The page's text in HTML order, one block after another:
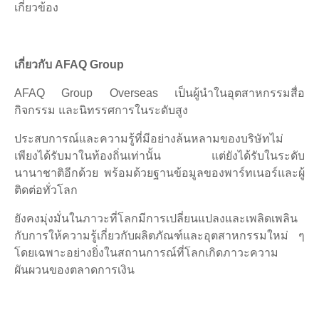
เกี่ยวข้อง
เกี่ยวกับ AFAQ Group
AFAQ Group Overseas เป็นผู้นำในอุตสาหกรรมสื่อ
กิจกรรม และนิทรรศการในระดับสูง
ประสบการณ์และความรู้ที่มีอย่างล้นหลามของบริษัทไม่
เพียงได้รับมาในท้องถิ่นเท่านั้น แต่ยังได้รับในระดับ
นานาชาติอีกด้วย พร้อมด้วยฐานข้อมูลของพาร์ทเนอร์และผู้
ติดต่อทั่วโลก
ยังคงมุ่งมั่นในภาวะที่โลกมีการเปลี่ยนแปลงและเพลิดเพลิน
กับการให้ความรู้เกี่ยวกับผลิตภัณฑ์และอุตสาหกรรมใหม่ ๆ
โดยเฉพาะอย่างยิ่งในสถานการณ์ที่โลกเกิดภาวะความ
ผันผวนของตลาดการเงิน